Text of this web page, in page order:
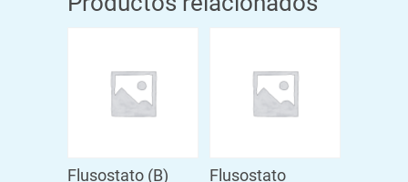
Flusostato (B) Flusostato